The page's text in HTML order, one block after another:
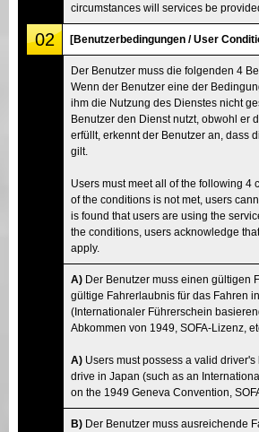
circumstances will services be
02 [Benutzerbedingungen / User
Der Benutzer muss die folgenden 4
Wenn der Benutzer eine der
ihm die Nutzung des Dienstes nicht
Benutzer den Dienst nutzt, obwohl er
erfüllt, erkennt der Benutzer an, dass
gilt.
Users must meet all of the following 4
of the conditions is not met, users
is found that users are using the
the conditions, users acknowledge
apply.
A) Der Benutzer muss einen gültigen
gültige Fahrerlaubnis für das Fahren
(Internationaler Führerschein
Abkommen von 1949, SOFA-Lizenz,
A) Users must possess a valid
drive in Japan (such as an
on the 1949 Geneva Convention,
B) Der Benutzer muss ausreichende